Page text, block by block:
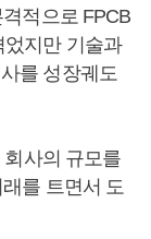
적으로 FPCB
었지만 기술과
를 성장궤도
사의 규모를
를 트면서 도